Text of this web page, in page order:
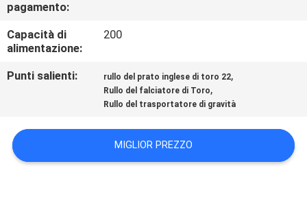
CITAZIONE
DEL
PRIVACY
pagamento:
Capacità di
alimentazione:
200
Punti salienti: rullo del prato inglese di toro 22,
Rullo del falciatore di Toro,
Rullo del trasportatore di gravità
MIGLIOR PREZZO